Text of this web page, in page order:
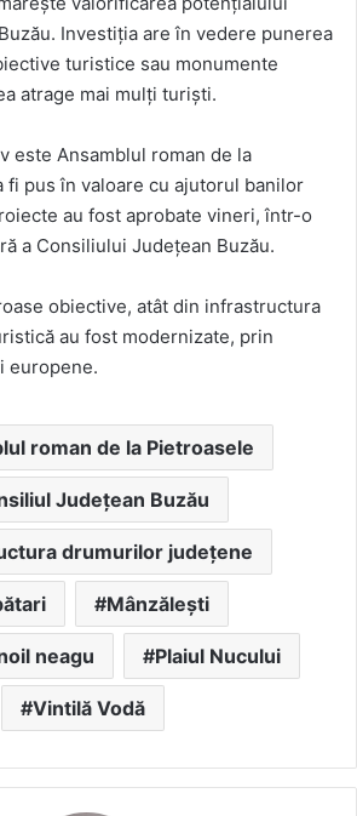
Investiţia are în vedere punerea
turistice sau monumente
atrage mai mulţi turişti.
este Ansamblul roman de la
fi pus în valoare cu ajutorul banilor
au fost aprobate vineri, într-o
a Consiliului Judeţean Buzău.
obiective, atât din infrastructura
au fost modernizate, prin
europene.
roman de la Pietroasele
Județean Buzău
drumurilor județene
Mânzălești
neagu Plaiul Nucului
Vintilă Vodă